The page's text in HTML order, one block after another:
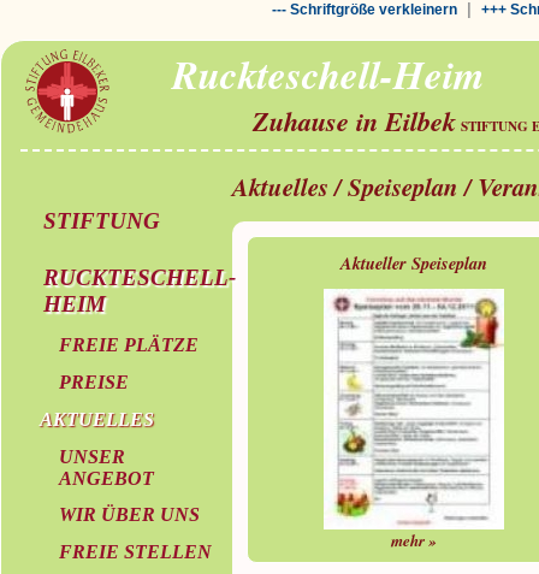
--- Schriftgröße verkleinern| +++
Ruckteschell-Heim
Zuhause in Eilbek STIFTUNG
STIFTUNG
RUCKTESCHELL-
HEIM
FREIE PLÄTZE
PREISE
AKTUELLES
UNSER
ANGEBOT
WIR ÜBER UNS
FREIE STELLEN
Aktuelles / Speiseplan /
Aktueller Speiseplan
mehr »